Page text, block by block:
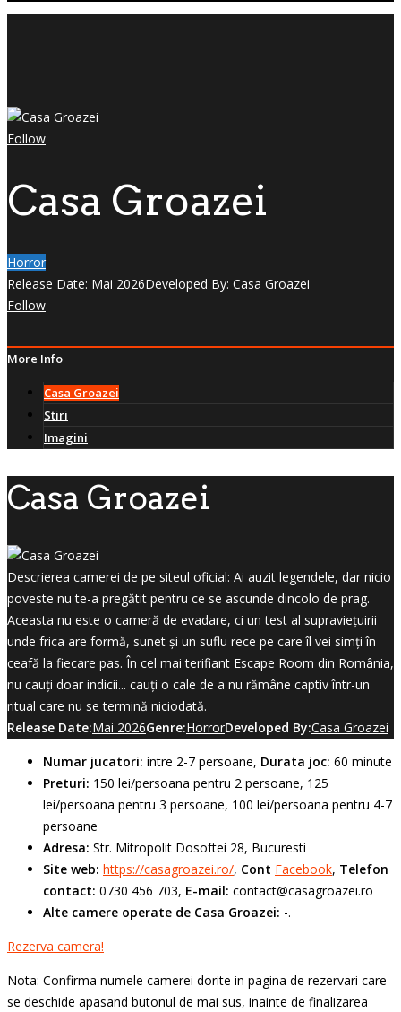
Follow
Casa Groazei
Horror
Release Date: Mai 2026Developed By: Casa Groazei
Follow
More Info
Casa Groazei
Stiri
Imagini
Casa Groazei
Descrierea camerei de pe siteul oficial: Ai auzit legendele, dar nicio
poveste nu te-a pregătit pentru ce se ascunde dincolo de prag.
Aceasta nu este o cameră de evadare, ci un test al supraviețuirii
unde frica are formă, sunet și un suflu rece pe care îl vei simți în
ceafă la fiecare pas. În cel mai terifiant Escape Room din România,
nu cauți doar indicii... cauți o cale de a nu rămâne captiv într-un
ritual care nu se termină niciodată.
Release Date:Mai 2026Genre:HorrorDeveloped By:Casa Groazei
Numar jucatori: intre 2-7 persoane, Durata joc: 60 minute
Preturi: 150 lei/persoana pentru 2 persoane, 125
lei/persoana pentru 3 persoane, 100 lei/persoana pentru 4-7
persoane
Adresa: Str. Mitropolit Dosoftei 28, Bucuresti
Site web: https://casagroazei.ro/, Cont Facebook, Telefon
contact: 0730 456 703, E-mail: contact@casagroazei.ro
Alte camere operate de Casa Groazei: -.
Rezerva camera!
Nota: Confirma numele camerei dorite in pagina de rezervari care
se deschide apasand butonul de mai sus, inainte de finalizarea